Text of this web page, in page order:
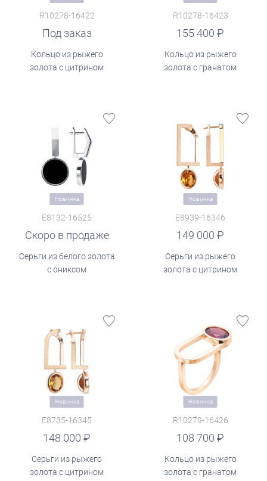
R10278-16422
Под заказ
Кольцо из рыжего
золота с цитрином
R10278-16423
155 400
руб.
Кольцо из рыжего
золота с гранатом
Новинка
E8132-16525
Скоро в продаже
Серьги из белого золота
с ониксом
Новинка
E8939-16346
149 000
руб.
Серьги из рыжего
золота с цитрином
Новинка
E8735-16345
148 000
Серьги из рыжего
золота с цитрином
Новинка
R10279-16426
108 700
руб.
Кольцо из рыжего
золота с гранатом